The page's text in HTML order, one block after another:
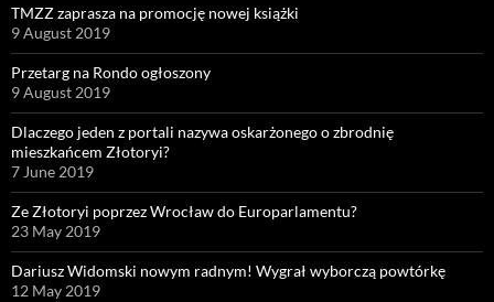
TMZZ zaprasza na promocję nowej książki
9 August 2019
Przetarg na Rondo ogłoszony
9 August 2019
Dlaczego jeden z portali nazywa oskarżonego o zbrodnię
mieszkańcem Złotoryi?
7 June 2019
Ze Złotoryi poprzez Wrocław do Europarlamentu?
23 May 2019
Dariusz Widomski nowym radnym! Wygrał wyborczą powtórkę
12 May 2019